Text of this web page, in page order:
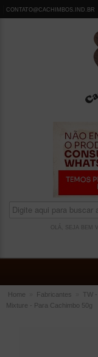
CONTATO@CACHIMBOS.IND.BR
OLÁ, SEJA BEM
ACESSÓRIOS
Home Fabricantes TW
Mixture - Para Cachimbo 50g